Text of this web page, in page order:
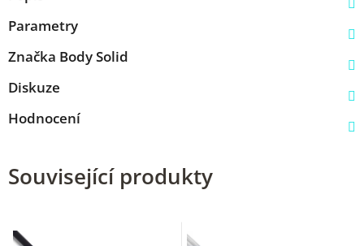
Parametry
Značka Body Solid
Diskuze
Hodnocení
Související produkty